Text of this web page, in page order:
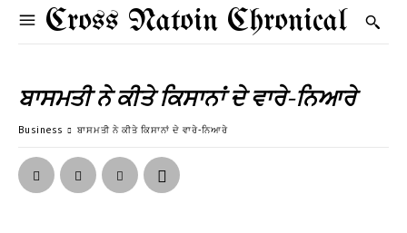
Cross Natoin Chronical
ਬਾਸਮਤੀ ਨੇ ਕੀਤੇ ਕਿਸਾਨਾਂ ਦੇ ਵਾਰੇ-ਨਿਆਰੇ
Business ਬਾਸਮਤੀ ਨੇ ਕੀਤੇ ਕਿਸਾਨਾਂ ਦੇ ਵਾਰੇ-ਨਿਆਰੇ